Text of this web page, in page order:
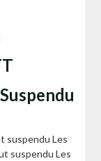
suspendu Les
suspendu Les